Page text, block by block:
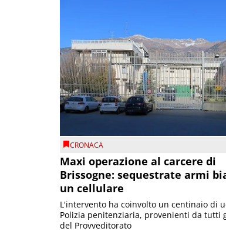
CRONACA
Maxi operazione al carcere di
Brissogne: sequestrate armi
un cellulare
L'intervento ha coinvolto un centinaio di
Polizia penitenziaria, provenienti da tutti
del Provveditorato